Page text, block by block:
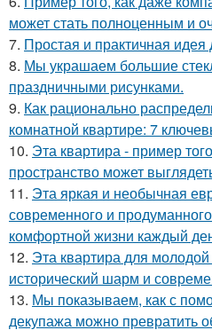
может стать полноценным и
7. Простая и практичная идея
8. Мы украшаем большие
праздничными рисунками.
9. Как рационально
комнатной квартире: 7
10. Эта квартира - пример
пространство может
11. Эта яркая и необычная
современного и
комфортной жизни каждый
12. Эта квартира для
исторический шарм и
13. Мы показываем, как с
декупажа можно превратить